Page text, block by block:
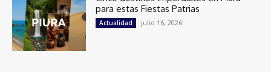
para estas Fiestas Patrias
Actualidad julio 16, 2026